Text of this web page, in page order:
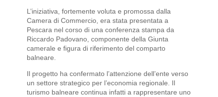
L’iniziativa, fortemente voluta e promossa dalla
Camera di Commercio, era stata presentata a
Pescara nel corso di una conferenza stampa da
Riccardo Padovano, componente della Giunta
camerale e figura di riferimento del comparto
balneare.
Il progetto ha confermato l’attenzione dell’ente verso
un settore strategico per l’economia regionale. Il
turismo balneare continua infatti a rappresentare uno